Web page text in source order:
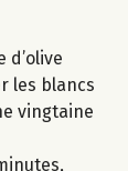
d’olive
les blancs
vingtaine